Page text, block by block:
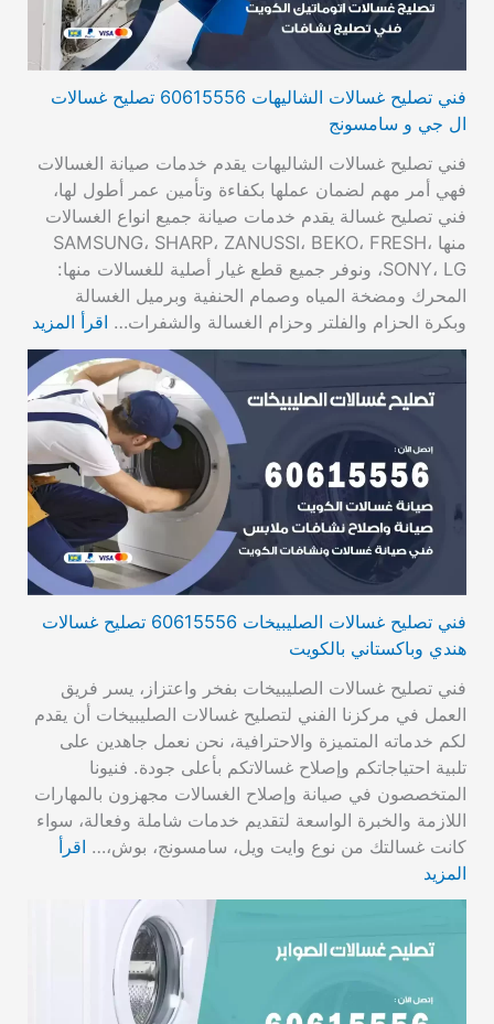
فني تصليح غسالات الشاليهات 60615556 تصليح غسالات
ال جي و سامسونج
فني تصليح غسالات الشاليهات يقدم خدمات صيانة الغسالات
فهي أمر مهم لضمان عملها بكفاءة وتأمين عمر أطول لها،
فني تصليح غسالة يقدم خدمات صيانة جميع انواع الغسالات
منها SAMSUNG، SHARP، ZANUSSI، BEKO، FRESH،
SONY، LG، ونوفر جميع قطع غيار أصلية للغسالات منها:
المحرك ومضخة المياه وصمام الحنفية وبرميل الغسالة
وبكرة الحزام والفلتر وحزام الغسالة والشفرات… اقرأ المزيد
فني تصليح غسالات الصليبيخات 60615556 تصليح غسالات
هندي وباكستاني بالكويت
فني تصليح غسالات الصليبيخات بفخر واعتزاز، يسر فريق
العمل في مركزنا الفني لتصليح غسالات الصليبيخات أن يقدم
لكم خدماته المتميزة والاحترافية، نحن نعمل جاهدين على
تلبية احتياجاتكم وإصلاح غسالاتكم بأعلى جودة. فنيونا
المتخصصون في صيانة وإصلاح الغسالات مجهزون بالمهارات
اللازمة والخبرة الواسعة لتقديم خدمات شاملة وفعالة، سواء
كانت غسالتك من نوع وايت ويل، سامسونج، بوش،… اقرأ
المزيد